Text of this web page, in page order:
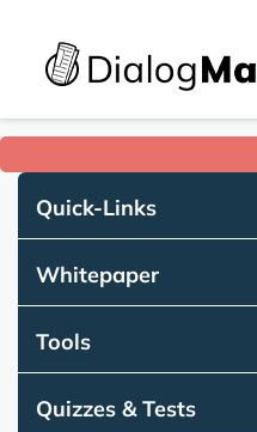
Quick-Links
Whitepaper
Tools
Quizzes & Tests